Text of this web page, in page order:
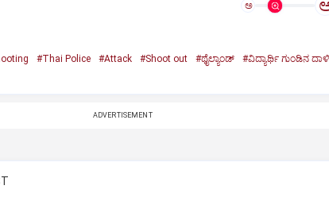
ಅ
#Thai Police #Attack #Shoot out #ಥೈಲ್ಯಾಂಡ್‌
#ವಿದ್ಯಾರ್ಥಿ ಗುಂಡಿನ ದಾಳಿ
ADVERTISEMENT